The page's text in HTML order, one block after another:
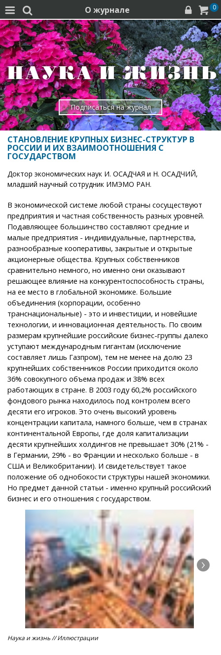
  О журнале   0
Подписаться на журнал
СТАНОВЛЕНИЕ КРУПНЫХ БИЗНЕС-СТРУКТУР В
РОССИИ И ИХ ВЗАИМООТНОШЕНИЯ С
ГОСУДАРСТВОМ
Доктор экономических наук И. ОСАДЧАЯ и Н. ОСАДЧИЙ,
младший научный сотрудник ИМЭМО РАН.
В экономической системе любой страны сосуществуют
предприятия и частная собственность разных уровней.
Подавляющее большинство составляют средние и
малые предприятия - индивидуальные, партнерства,
разнообразные кооперативы, закрытые и открытые
акционерные общества. Крупных собственников
сравнительно немного, но именно они оказывают
решающее влияние на конкурентоспособность страны,
на ее место в глобальной экономике. Большие
объединения (корпорации, особенно
транснациональные) - это и инвестиции, и новейшие
технологии, и инновационная деятельность. По своим
размерам крупнейшие российские бизнес-группы далеко
уступают международным гигантам (исключение
составляет лишь Газпром), тем не менее на долю 23
крупнейших собственников России приходится около
36% совокупного объема продаж и 38% всех
работающих в стране. В 2003 году 60,2% российского
фондового рынка находилось под контролем всего
десяти его игроков. Это очень высокий уровень
концентрации капитала, намного больше, чем в странах
континентальной Европы, где доля капитализации
десяти крупнейших холдингов не превышает 30% (21% -
в Германии, 29% - во Франции и несколько больше - в
США и Великобритании). И свидетельствует такое
положение об однобокости структуры нашей экономики.
Но предмет данной статьи - именно крупный российский
бизнес и его отношения с государством.
Наука и жизнь // Иллюстрации